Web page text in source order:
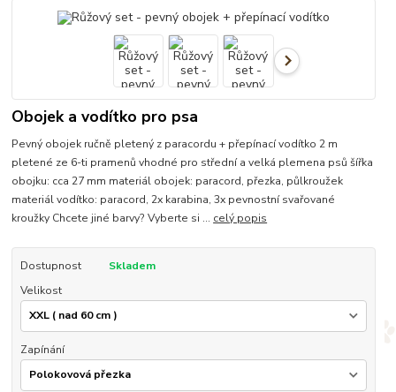
Obojek a vodítko pro psa
Pevný obojek ručně pletený z paracordu + přepínací vodítko 2 m
pletené ze 6-ti pramenů vhodné pro střední a velká plemena psů šířka
obojku: cca 27 mm materiál obojek: paracord, přezka, půlkroužek
materiál vodítko: paracord, 2x karabina, 3x pevnostní svařované
kroužky Chcete jiné barvy? Vyberte si ... celý popis
Dostupnost
Skladem
Velikost
Zapínání